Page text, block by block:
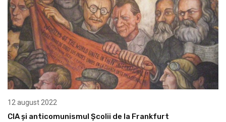
12 august 2022
CIA și anticomunismul Școlii de la Frankfurt